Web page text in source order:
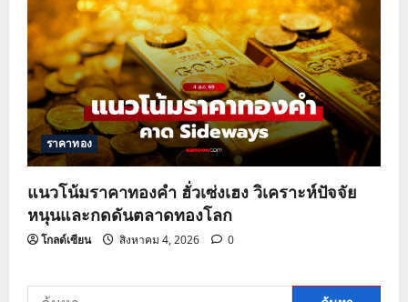
ราคาทอง
แนวโน้มราคาทองคำ ฮั่วเซ่งเฮง วิเคราะห์ปัจจัย
หนุนและกดดันตลาดทองโลก
โกลด์เซียน สิงหาคม 4, 2026 0
ค้นหา